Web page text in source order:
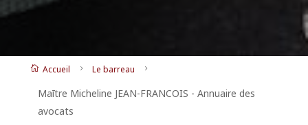
 Accueil 5 Le barreau 5
Maītre Micheline JEAN-FRANCOIS - Annuaire des
avocats